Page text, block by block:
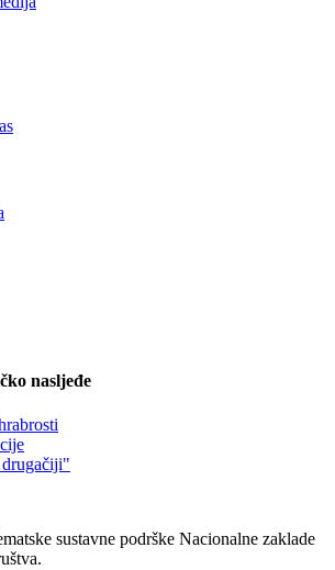
nasljeđe
sustavne podrške Nacionalne zaklade